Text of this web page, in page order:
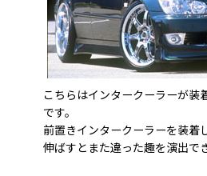
こちらはインタークーラーが装
です。
前置きインタークーラーを装着
伸ばすとまた違った趣を演出で